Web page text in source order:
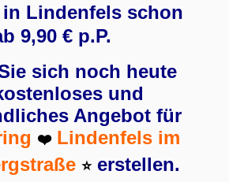
in Lindenfels schon
9,90 € p.P.
sich noch heute
und
Angebot für
❤️Lindenfels im
⭐erstellen.